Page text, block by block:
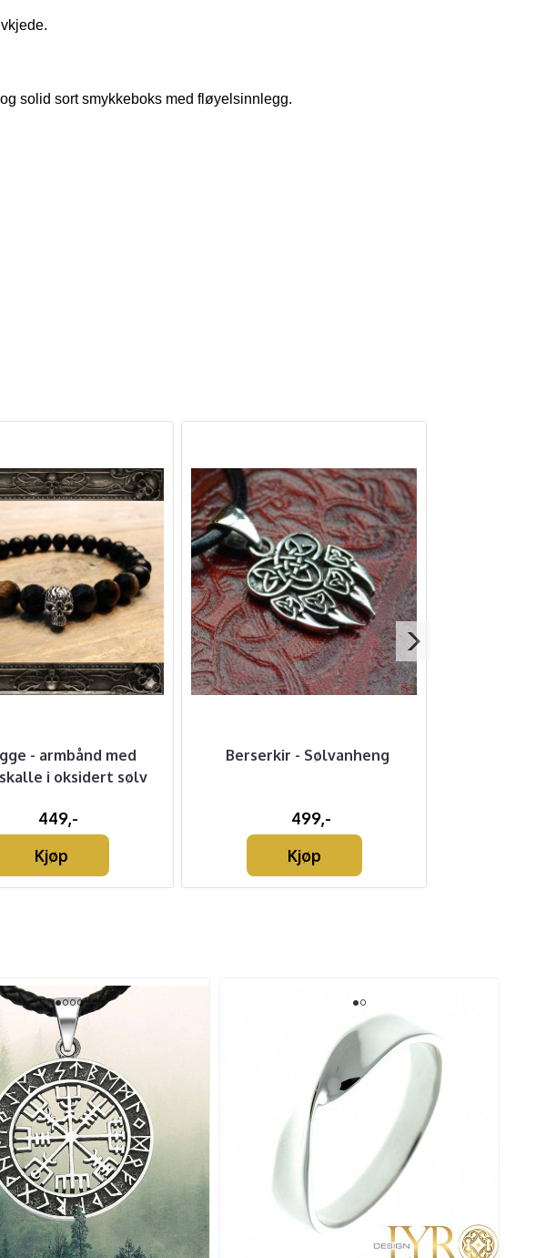
solid sort smykkeboks med fløyelsinnlegg.
- armbånd med
i oksidert sølv
449,-
Kjøp
Berserkir - Sølvanheng
499,-
Kjøp